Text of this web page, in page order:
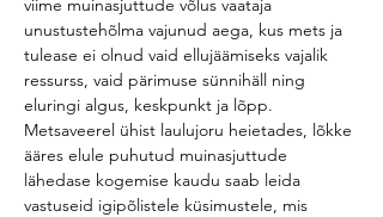
viime muinasjuttude võlus vaataja
unustustehõlma vajunud aega, kus mets ja
tulease ei olnud vaid ellujäämiseks vajalik
ressurss, vaid pärimuse sünnihäll ning
eluringi algus, keskpunkt ja lõpp.
Metsaveerel ühist laulujoru heietades, lõkke
ääres elule puhutud muinasjuttude
lähedase kogemise kaudu saab leida
vastuseid igipõlistele küsimustele, mis